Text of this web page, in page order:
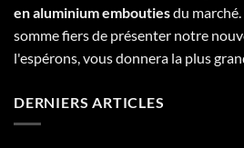
en aluminium emboutiesdu
somme fiers de présenter notre
l'espérons, vous donnera la plus
DERNIERS ARTICLES